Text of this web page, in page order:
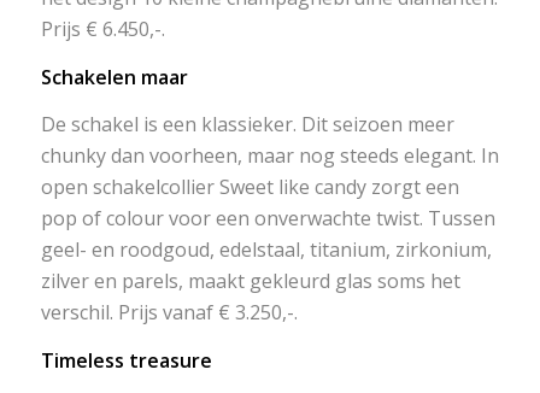
Prijs € 6.450,-.
Schakelen maar
De schakel is een klassieker. Dit seizoen meer
chunky dan voorheen, maar nog steeds elegant. In
open schakelcollierSweet like candyzorgt een
pop of colour voor een onverwachte twist. Tussen
geel- en roodgoud, edelstaal, titanium, zirkonium,
zilver en parels, maakt gekleurd glas soms het
verschil. Prijs vanaf € 3.250,-.
Timeless treasure